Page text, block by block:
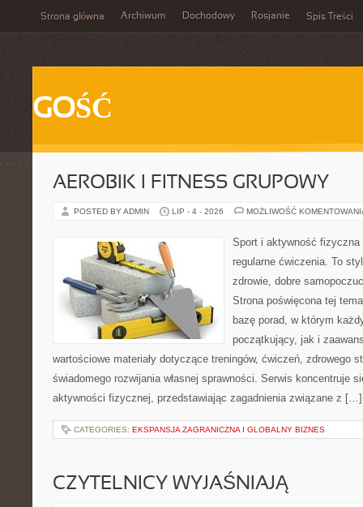
Strona główna Archiwum Dochodowy Rosjanie Spis Treści
GOŚĆ
AEROBIK I FITNESS GRUPOWY
POSTED BY ADMIN LIP - 4 - 2026 MOŻLIWOŚĆ
Sport i aktywność
regularne ćwiczenia. To
zdrowie, dobre
Strona poświęcona tej
bazę porad, w którym
początkujący, jak i
wartościowe materiały dotyczące treningów, ćwiczeń, zdrowego
świadomego rozwijania własnej sprawności. Serwis koncentruje
aktywności fizycznej, przedstawiając zagadnienia związane z […]
CATEGORIES: EKSPANSJA ZAGRANICZNA I GLOBALNY BIZNES
CZYTELNICY WYJAŚNIAJĄ